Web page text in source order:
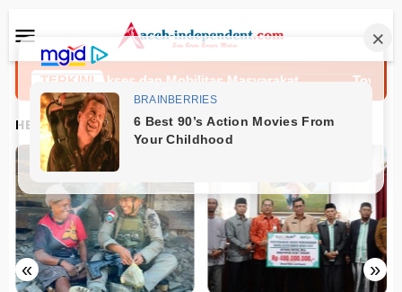
ke
kontenMobile
TERKINI
Perkuat Akses dan Mobilitas Masyarakat Toyota
HEADLINES
« »